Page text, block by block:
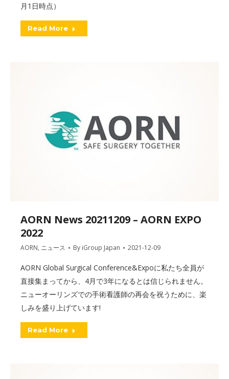
月1日時点）
Read More
AORN News 20211209 – AORN EXPO
2022
AORN, ニュース By iGroup Japan 2021-12-09
AORN Global Surgical Conference&Expoに私たち全員が
直接集まってから、4月で3年になるとは信じられません。
ニューオーリンズでの手術看護師の再会を祝うために、楽
しみを盛り上げています!
Read More